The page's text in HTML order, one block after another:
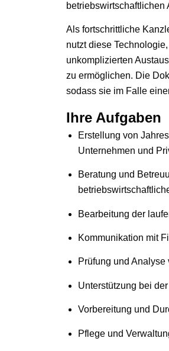
betriebswirtschaftlichen
Als fortschrittliche
nutzt diese
unkomplizierten
zu ermöglichen. Die
sodass sie im Falle
Ihre Aufgaben
Erstellung von
Unternehmen und
Beratung und
Bearbeitung der
Kommunikation mit
Prüfung und
Unterstützung bei
Vorbereitung und
Pflege und